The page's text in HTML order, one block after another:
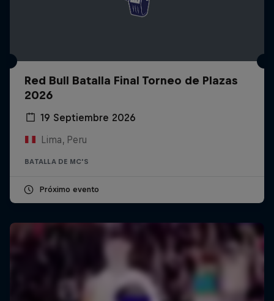
Red Bull Batalla Final Torneo de Plazas
2026
19 Septiembre 2026
Lima, Peru
BATALLA DE MC'S
Próximo evento